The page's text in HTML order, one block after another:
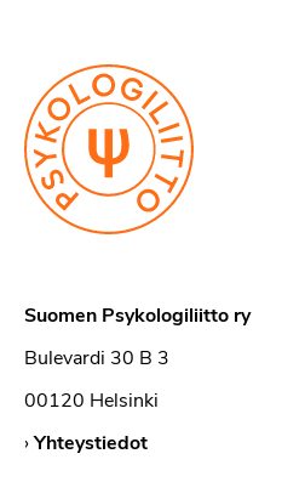
Suomen Psykologiliitto ry
Bulevardi 30 B 3
00120 Helsinki
›Yhteystiedot